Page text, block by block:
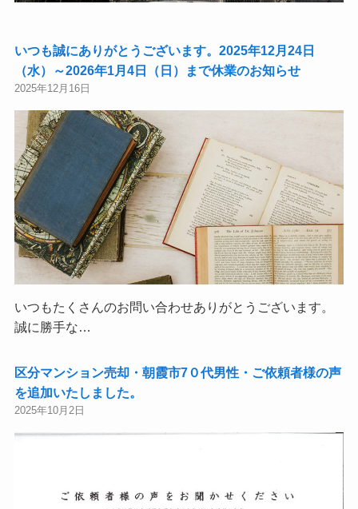
いつも誠にありがとうございます。2025年12月24日
（水）～2026年1月4日（日）まで休業のお知らせ
2025年12月16日
いつもたくさんのお問い合わせありがとうございます。
誠に勝手な…
区分マンション売却・朝霞市7０代男性・ご依頼者様の声
を追加いたしました。
2025年10月2日